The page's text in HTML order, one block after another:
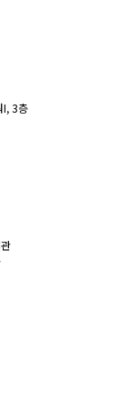
I, 3층